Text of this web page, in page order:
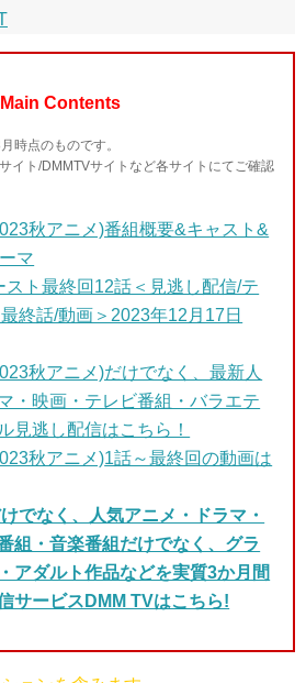
Main Contents
時点のものです。
イト/DMMTVサイトなど各サイトにてご確認
秋アニメ)番組概要&キャスト&
マ
スト最終回12話＜見逃し配信/テ
終話/動画＞2023年12月17日
秋アニメ)だけでなく、最新人
・映画・テレビ番組・バラエテ
見逃し配信はこちら！
秋アニメ)1話～最終回の動画は
でなく、人気アニメ・ドラマ・
組・音楽番組だけでなく、グラ
アダルト作品などを実質3か月間
サービスDMM TVはこちら!